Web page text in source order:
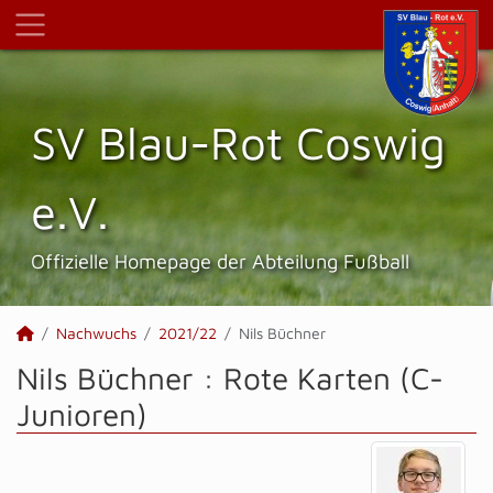
SV Blau-Rot Coswig
e.V.
Offizielle Homepage der Abteilung Fußball
Nachwuchs 2021/22 Nils Büchner
Nils Büchner : Rote Karten (C-
Junioren)